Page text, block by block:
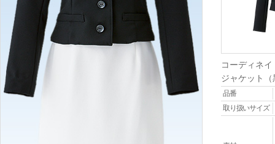
コーディネ
ジャケット（
品番
取り扱いサイズ